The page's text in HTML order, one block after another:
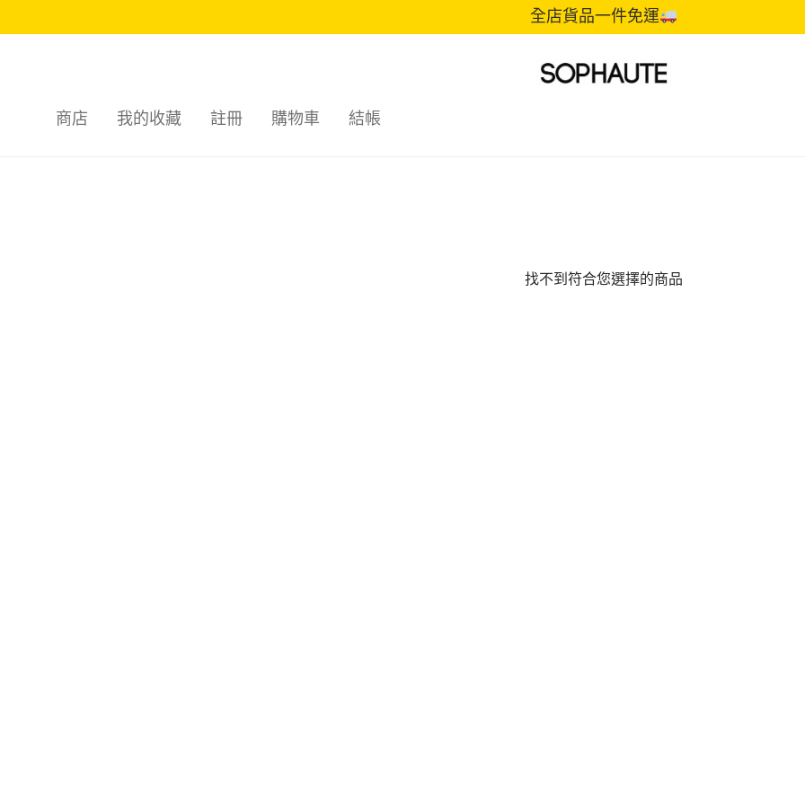
全店貨品一件免運
商店 我的收藏 註冊 購物車 結帳
找不到符合您選擇的商品